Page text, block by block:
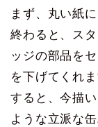
まず、丸い紙
終わると、ス
ッジの部品を
を下げてくれま
すると、今描
ような立派な